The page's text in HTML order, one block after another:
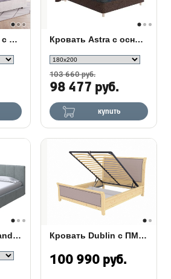
Кровать Brooklyn с основанием Raibox с ПМ Кровать Astra с основанием Raibox с ПМ
103 660 руб.
98 477 руб.
купить
Кровать Varna Grand с ПМ ткань Кровать Dublin с ПМ (бук или дуб)
100 990 руб.